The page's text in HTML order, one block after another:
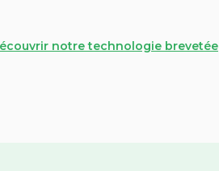
notre technologie brevetée